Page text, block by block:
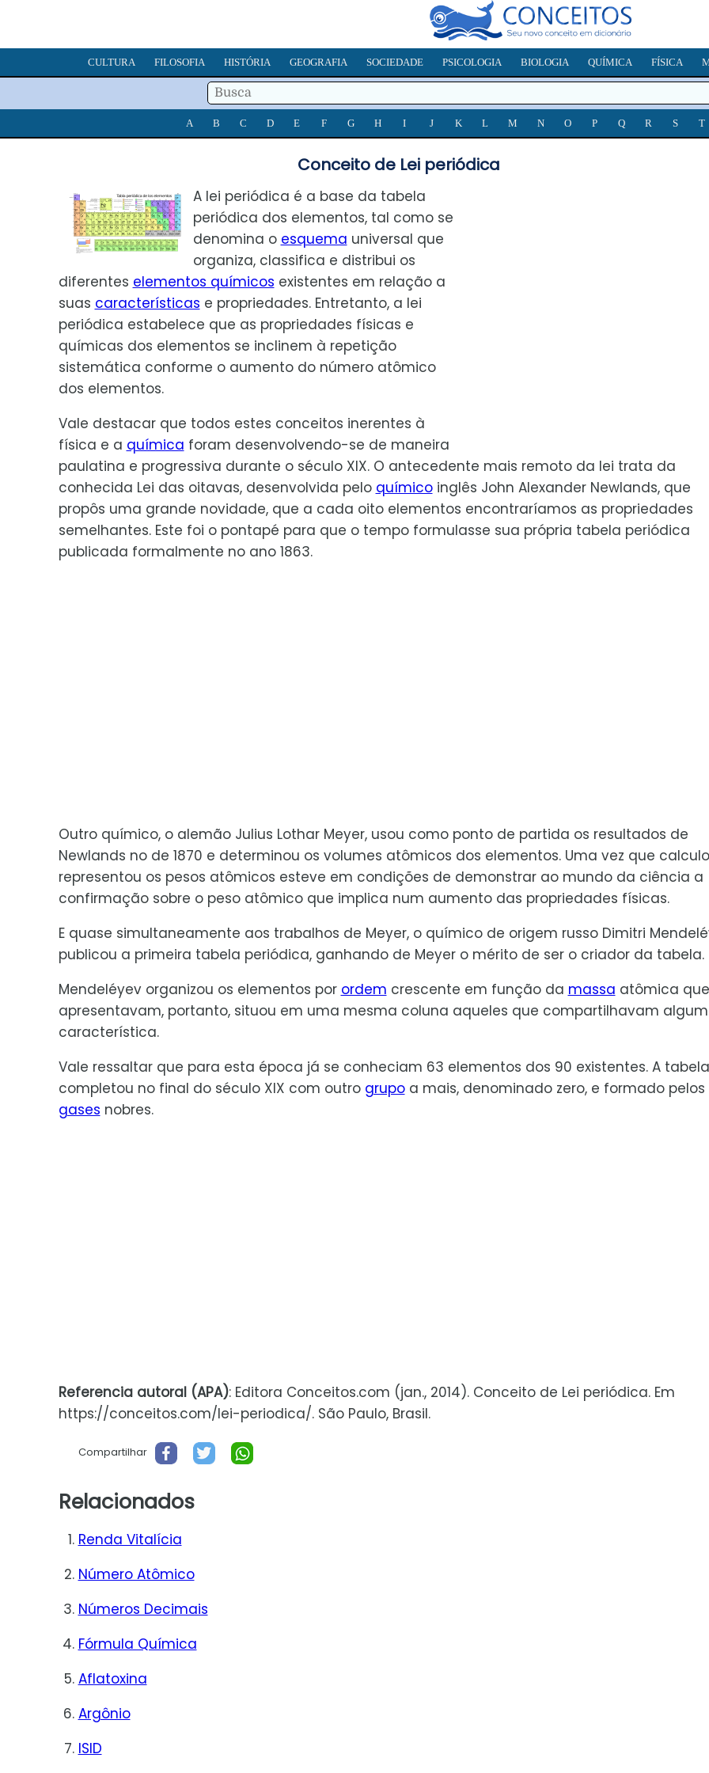
CULTURA FILOSOFIA HISTÓRIA GEOGRAFIA SOCIEDADE PSICOLOGIA BIOLOGIA QUÍMICA FÍSICA
A B C D E F G H I J K L M N O P Q R S T
Conceito de Lei periódica
A lei periódica é a base da tabela
periódica dos elementos, tal como se
denomina o esquema universal que
organiza, classifica e distribui os
diferentes elementos químicos existentes em relação a
suas características e propriedades. Entretanto, a lei
periódica estabelece que as propriedades físicas e
químicas dos elementos se inclinem à repetição
sistemática conforme o aumento do número atômico
dos elementos.
Vale destacar que todos estes conceitos inerentes à
física e a química foram desenvolvendo-se de maneira
paulatina e progressiva durante o século XIX. O antecedente mais remoto da lei trata da
conhecida Lei das oitavas, desenvolvida pelo químicoinglês John Alexander Newlands, que
propôs uma grande novidade, que a cada oito elementos encontraríamos as propriedades
semelhantes. Este foi o pontapé para que o tempo formulasse sua própria tabela periódica
publicada formalmente no ano 1863.
Outro químico, o alemão Julius Lothar Meyer, usou como ponto de partida os resultados de
Newlands no de 1870 e determinou os volumes atômicos dos elementos. Uma vez que
representou os pesos atômicos esteve em condições de demonstrar ao mundo da ciência a
confirmação sobre o peso atômico que implica num aumento das propriedades físicas.
E quase simultaneamente aos trabalhos de Meyer, o químico de origem russo Dimitri
publicou a primeira tabela periódica, ganhando de Meyer o mérito de ser o criador da tabela.
Mendeléyev organizou os elementos por ordem crescente em função da massa atômica que
apresentavam, portanto, situou em uma mesma coluna aqueles que compartilhavam
característica.
Vale ressaltar que para esta época já se conheciam 63 elementos dos 90 existentes. A tabela
completou no final do século XIX com outro grupoa mais, denominado zero, e formado pelos
gases nobres.
Referencia autoral (APA): Editora Conceitos.com (jan., 2014). Conceito de Lei periódica. Em
https://conceitos.com/lei-periodica/. São Paulo, Brasil.
Compartilhar
Relacionados
Renda Vitalícia
Número Atômico
Números Decimais
Fórmula Química
Aflatoxina
Argônio
ISID